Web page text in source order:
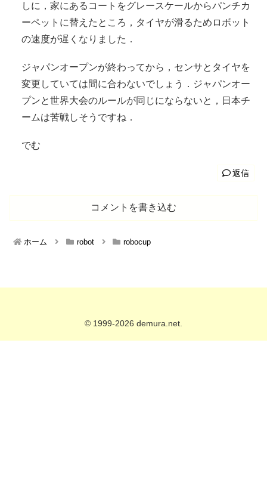
しに，家にあるコートをグレースケールからパンチカ
ーペットに替えたところ，タイヤが滑るためロボット
の速度が遅くなりました．
ジャパンオープンが終わってから，センサとタイヤを
変更していては間に合わないでしょう．ジャパンオー
プンと世界大会のルールが同じにならないと，日本チ
ームは苦戦しそうですね．
でむ
返信
コメントを書き込む
ホーム robot robocup
© 1999-2026 demura.net.